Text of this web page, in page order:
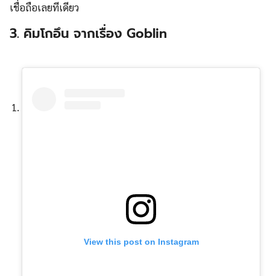
เชื่อถือเลยทีเดียว
3. คิมโกอึน จากเรื่อง Goblin
View this post on Instagram